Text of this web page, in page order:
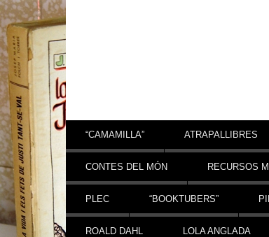
Vés al contingut
“CAMAMILLA” ATRAPALLIBRES
CONTES DEL MÓN RECURSOS
PLEC “BOOKTUBERS”
ROALD DAHL LOLA ANGLADA